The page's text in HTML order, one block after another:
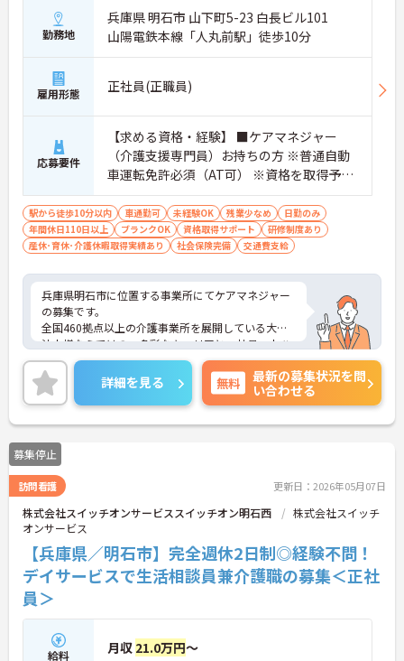
勤務地
兵庫県 明石市 山下町5-23 白長ビル101
山陽電鉄本線「人丸前駅」徒歩10分
雇用形態 正社員(正職員)
応募要件
【求める資格・経験】 ■ケアマネジャー
（介護支援専門員）お持ちの方 ※普通自動
車運転免許必須（AT可） ※資格を取得予定
の方、資格を取得したばかりの方、介護未
経験の方、ブランク有の方も大歓迎です！
駅から徒歩10分以内 車通勤可 未経験OK 残業少なめ
日勤のみ
年間休日110日以上
ブランクOK 資格取得サポート
研修制度あり
産休･育休･介護休暇取得実績あり
社会保険完備 交通費支給
兵庫県明石市に位置する事業所にてケアマネジャー
の募集です。
全国460拠点以上の介護事業所を展開している大手
法人様ならではの、多彩なキャリアと、社員一人ひ
とりの強みを活かしたキャリア支援があります。
今回の募集はケアマネジャーとして要介護認定を受
けたお客様の希望や環境、身体の状態等から、最適
なケアプランを作成するお仕事です。
ご興味ある方には、面接対策ポイントなど、詳細を
お話しいたしますのでお気軽にご相談ください。
詳細を見る 無料
最新の募集状況を問
い合わせる
募集停止
訪問看護 更新日：2026年05月07日
株式会社スイッチオンサービススイッチオン明石西
株式会社スイッチ
オンサービス
【兵庫県／明石市】完全週休2日制◎経験不問！
デイサービスで生活相談員兼介護職の募集＜正社
員＞
給料 月収 21.0万円～